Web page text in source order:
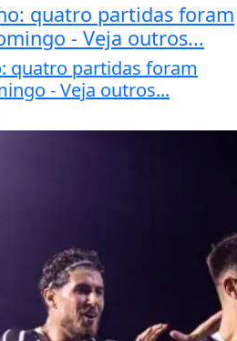
quatro partidas foram
- Veja outros...
quatro partidas foram
- Veja outros...